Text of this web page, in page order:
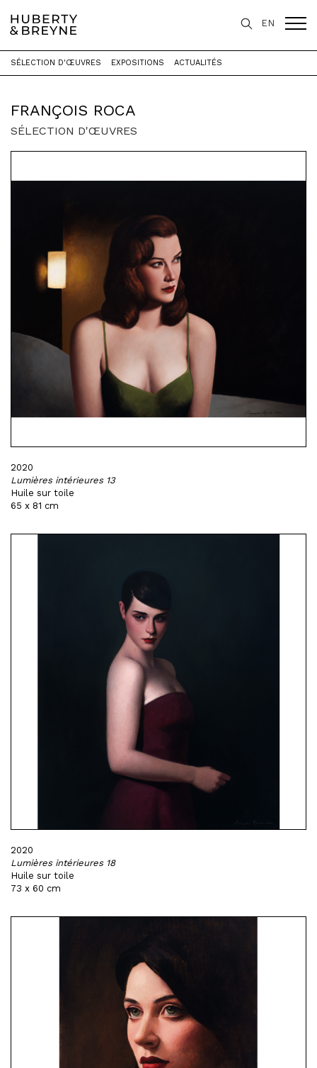
EN
Accueil > Artistes > François Roca
FRANÇOIS ROCA
SÉLECTION D'ŒUVRES EXPOSITIONS ACTUALITÉS
SÉLECTION D'ŒUVRES
2020
Lumières intérieures 13
Huile sur toile
65 x 81 cm
2020
Lumières intérieures 18
Huile sur toile
73 x 60 cm